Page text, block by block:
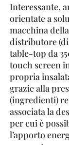
Interessante,
orientate a
macchina della
distributore
table-top da
touch screen
propria
grazie alla
(ingredienti)
associata la
per cui è
l’apporto